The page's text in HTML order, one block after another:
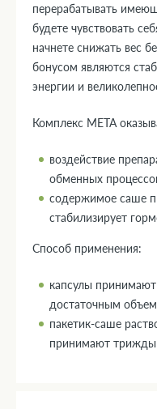
перерабатывать
будете чувствовать
начнете снижать вес
бонусом являются
энергии и
Комплекс МЕТА
воздействие
обменных
содержимое саше
стабилизирует
Способ применения:
капсулы принимают
достаточным
пакетик-саше
принимают трижды